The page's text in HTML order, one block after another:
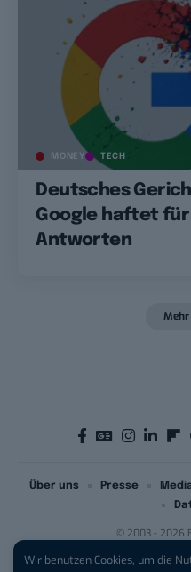
Wir benutzen Cookies, um die
MONEY TECH
Deutsches
Google haftet
Antworten
Mehr
© 2003 - 2026
Über uns Presse